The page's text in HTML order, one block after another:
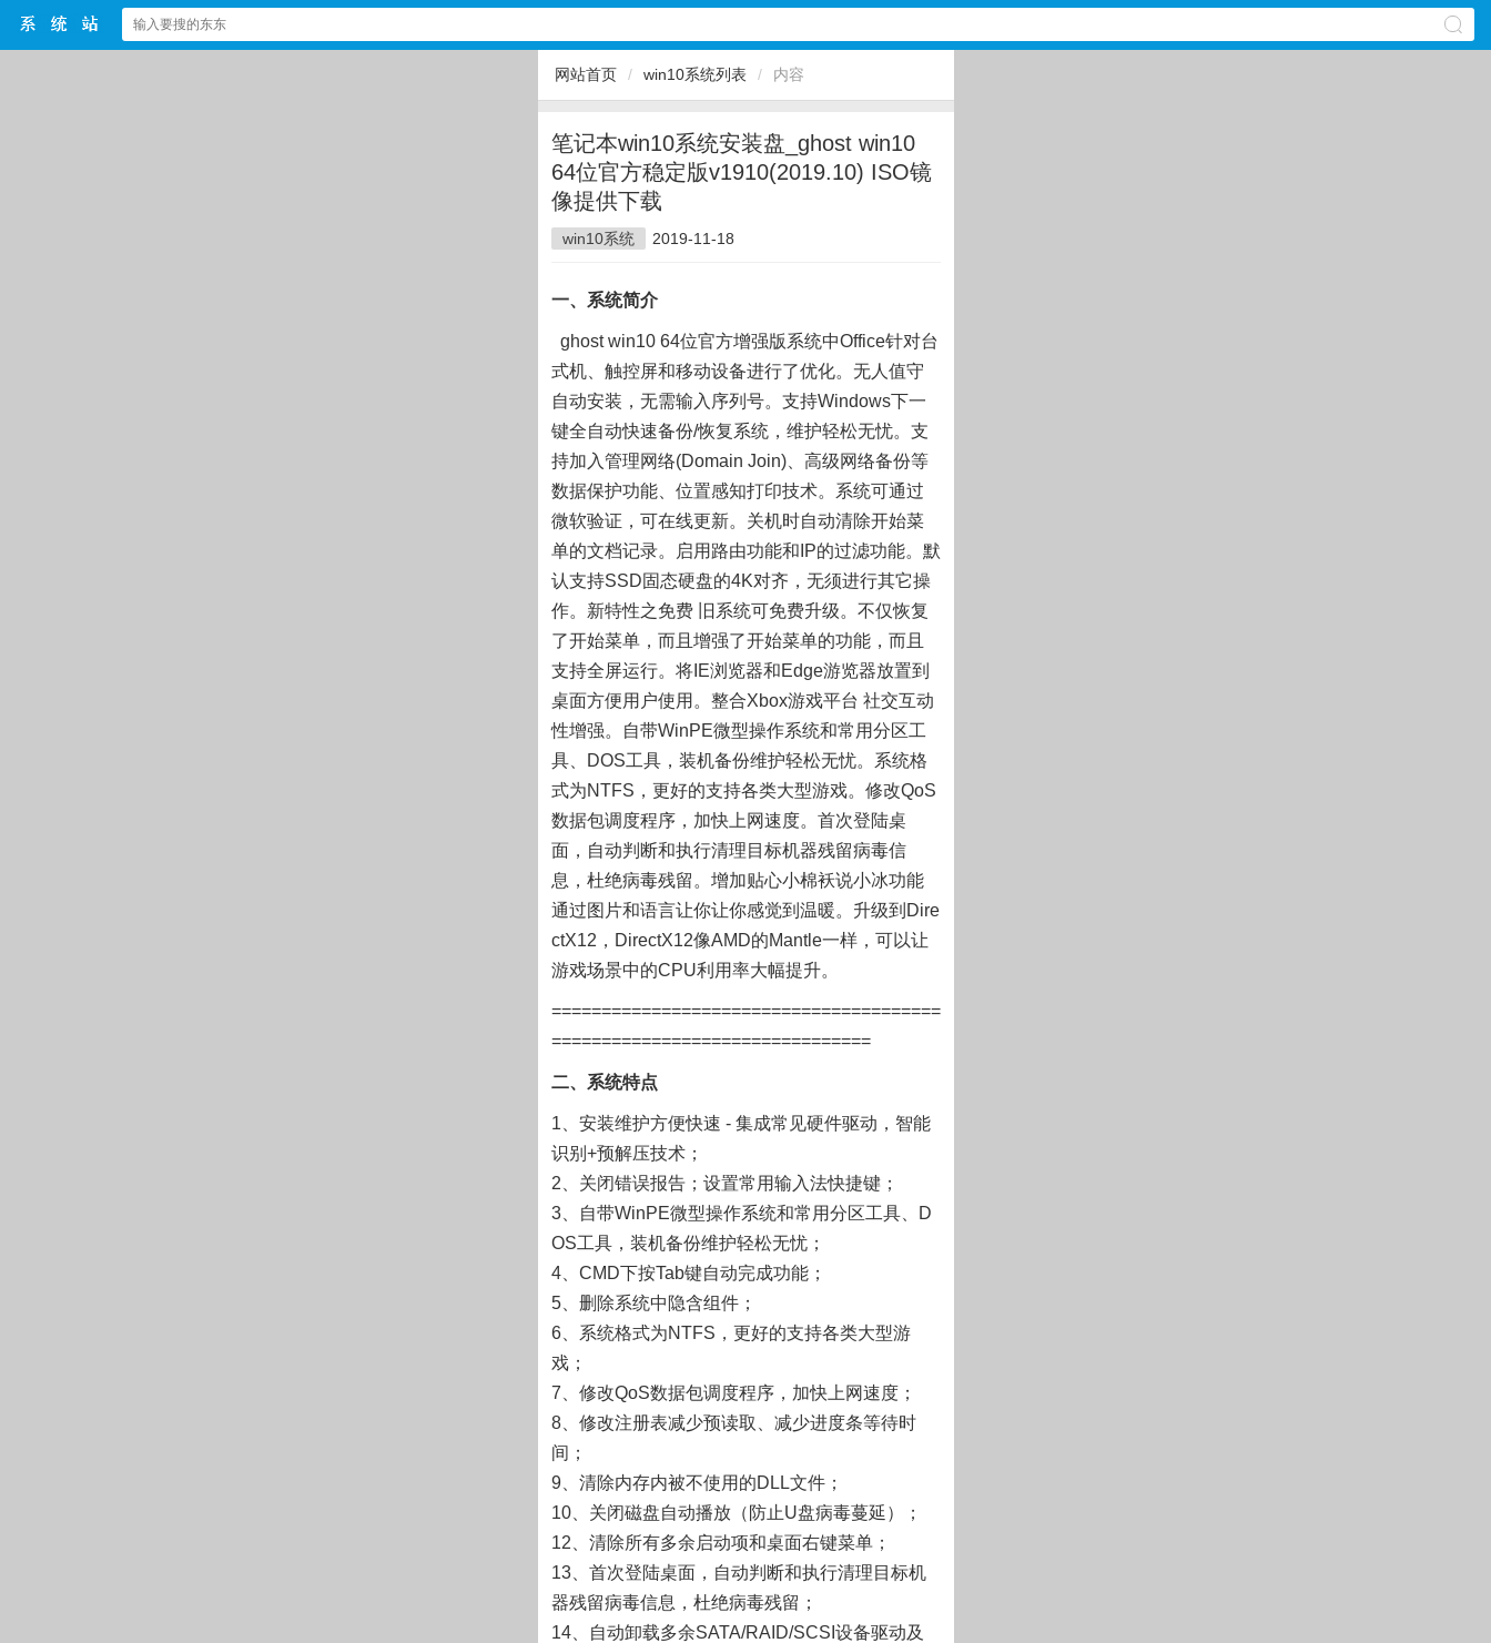
网站首页 / win10系统列表 / 内容
笔记本win10系统安装盘_ghost win10
64位官方稳定版v1910(2019.10) ISO镜
像提供下载
win10系统 2019-11-18
一、系统简介
ghost win10 64位官方增强版系统中Office针对台
式机、触控屏和移动设备进行了优化。无人值守
自动安装，无需输入序列号。支持Windows下一
键全自动快速备份/恢复系统，维护轻松无忧。支
持加入管理网络(Domain Join)、高级网络备份等
数据保护功能、位置感知打印技术。系统可通过
微软验证，可在线更新。关机时自动清除开始菜
单的文档记录。启用路由功能和IP的过滤功能。默
认支持SSD固态硬盘的4K对齐，无须进行其它操
作。新特性之免费 旧系统可免费升级。不仅恢复
了开始菜单，而且增强了开始菜单的功能，而且
支持全屏运行。将IE浏览器和Edge游览器放置到
桌面方便用户使用。整合Xbox游戏平台 社交互动
性增强。自带WinPE微型操作系统和常用分区工
具、DOS工具，装机备份维护轻松无忧。系统格
式为NTFS，更好的支持各类大型游戏。修改QoS
数据包调度程序，加快上网速度。首次登陆桌
面，自动判断和执行清理目标机器残留病毒信
息，杜绝病毒残留。增加贴心小棉袄说小冰功能
通过图片和语言让你让你感觉到温暖。升级到Dire
ctX12，DirectX12像AMD的Mantle一样，可以让
游戏场景中的CPU利用率大幅提升。
=======================================
================================
二、系统特点
1、安装维护方便快速 - 集成常见硬件驱动，智能
识别+预解压技术；
2、关闭错误报告；设置常用输入法快捷键；
3、自带WinPE微型操作系统和常用分区工具、D
OS工具，装机备份维护轻松无忧；
4、CMD下按Tab键自动完成功能；
5、删除系统中隐含组件；
6、系统格式为NTFS，更好的支持各类大型游
戏；
7、修改QoS数据包调度程序，加快上网速度；
8、修改注册表减少预读取、减少进度条等待时
间；
9、清除内存内被不使用的DLL文件；
10、关闭磁盘自动播放（防止U盘病毒蔓延）；
12、清除所有多余启动项和桌面右键菜单；
13、首次登陆桌面，自动判断和执行清理目标机
器残留病毒信息，杜绝病毒残留；
14、自动卸载多余SATA/RAID/SCSI设备驱动及